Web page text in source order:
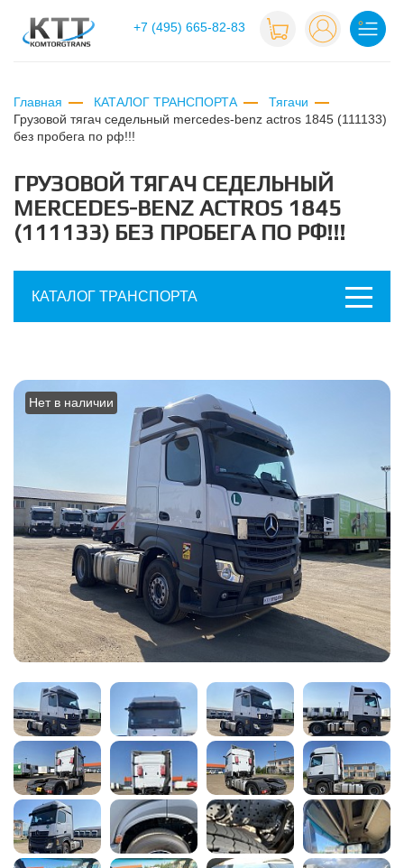
+7 (495) 665-82-83
Главная КАТАЛОГ ТРАНСПОРТА
Тягачи
грузовой тягач седельный mercedes-benz actros 1845 (111133)
без пробега по рф!!!
ГРУЗОВОЙ ТЯГАЧ СЕДЕЛЬНЫЙ
MERCEDES-BENZ ACTROS 1845
(111133) БЕЗ ПРОБЕГА ПО РФ!!!
КАТАЛОГ ТРАНСПОРТА
Нет в наличии